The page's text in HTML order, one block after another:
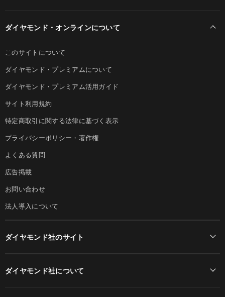
ダイヤモンド・オンラインについて
このサイトについて
ダイヤモンド・プレミアムについて
ダイヤモンド・プレミアム活用ガイド
サイト利用規約
特定商取引に関する法律に基づく表示
プライバシーポリシー・著作権
よくある質問
広告掲載
お問い合わせ
法人導入について
ダイヤモンド社のサイト
ダイヤモンド社について